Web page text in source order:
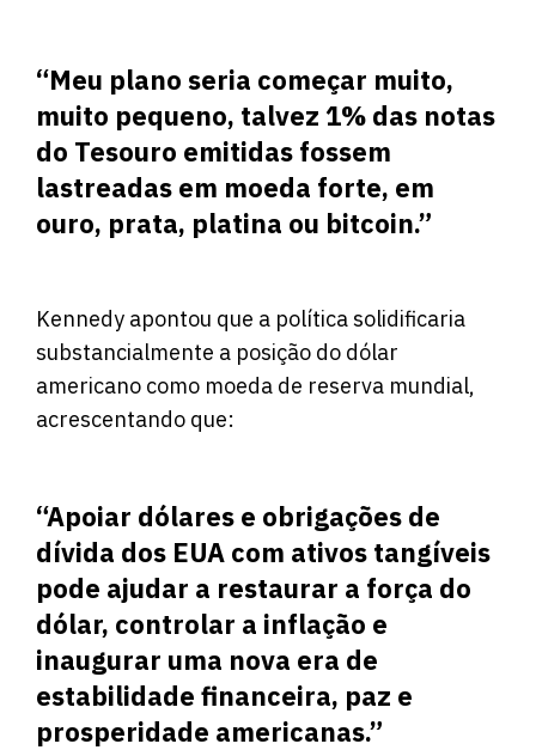
“Meu plano seria começar muito,
muito pequeno, talvez 1% das notas
do Tesouro emitidas fossem
lastreadas em moeda forte, em
ouro, prata, platina ou bitcoin.”
Kennedy apontou que a política solidificaria
substancialmente a posição do dólar
americano como moeda de reserva mundial,
acrescentando que:
“Apoiar dólares e obrigações de
dívida dos EUA com ativos tangíveis
pode ajudar a restaurar a força do
dólar, controlar a inflação e
inaugurar uma nova era de
estabilidade financeira, paz e
prosperidade americanas.”